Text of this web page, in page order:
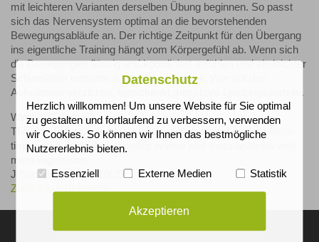
mit leichteren Varianten derselben Übung beginnen. So passt
sich das Nervensystem optimal an die bevorstehenden
Bewegungsabläufe an. Der richtige Zeitpunkt für den Übergang
ins eigentliche Training hängt vom Körpergefühl ab. Wenn sich
die Bewegungen flüssig und koordiniert anfühlen und ein leichter
Schweißfilm entsteht, ist der Körper bereit. Wer auf das
Aufwärmen verzichtet, verschenkt messbare Leistungsvorteile.
Wilson, C.J. et al.:
The effect of muscle warm-up on voluntary and evoked force-
time parameters: A systematic review and meta-analysis with
meta-regression
J Sport Health Sci 10/25
Zurück zur Übersicht
Datenschutz
Herzlich willkommen! Um unsere Website für Sie optimal
zu gestalten und fortlaufend zu verbessern, verwenden
wir Cookies. So können wir Ihnen das bestmögliche
Nutzererlebnis bieten.
Essenziell Externe Medien Statistik
Akzeptieren